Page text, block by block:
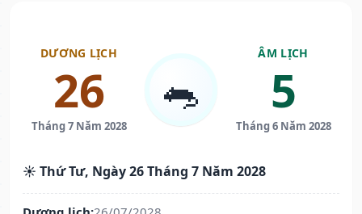
DƯƠNG LỊCH
26
Tháng 7 Năm 2028
🐀
ÂM LỊCH
5
Tháng 6 Năm 2028
☀️ Thứ Tư, Ngày 26 Tháng 7 Năm 2028